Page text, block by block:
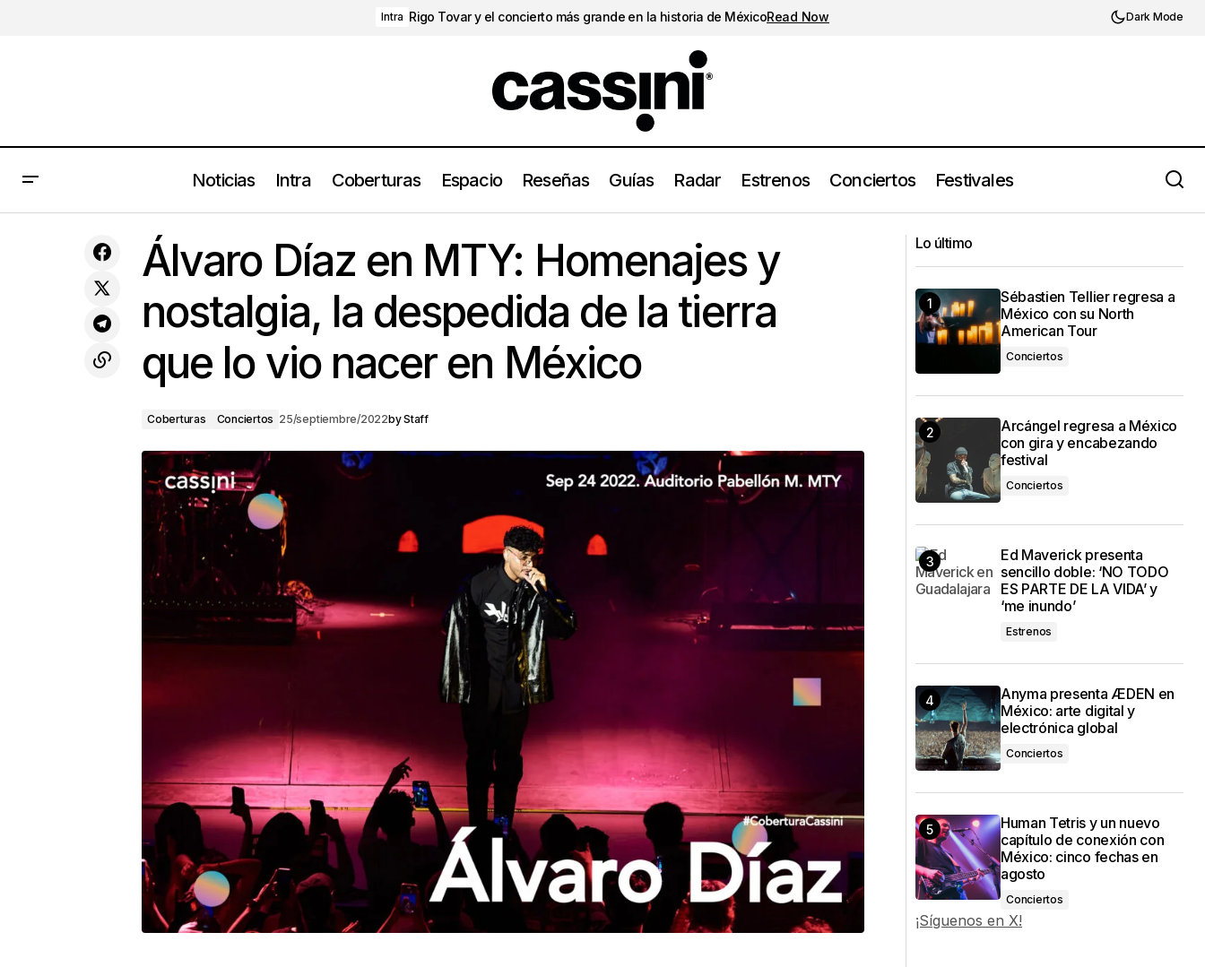
Intra Rigo Tovar y el concierto más grande en la historia de MéxicoRead Now Dark Mode
Noticias Intra Coberturas Espacio Reseñas Guías Radar Estrenos Conciertos Festivales
Las ondas oscuras de TR/ST habitarán
el Foro Indie Rocks! en CDMX
Conciertos
nacer en México
GDL luego de dice años
Álvaro Díaz en MTY: Homenajes y
nostalgia, la despedida de la tierra
que lo vio nacer en México
Coberturas Conciertos 25/septiembre/2022byStaff
Lo último
Sébastien Tellier regresa a
México con su North
American Tour
Conciertos
Arcángel regresa a México
con gira y encabezando
festival
Conciertos
Ed Maverick presenta
sencillo doble: ‘NO TODO
ES PARTE DE LA VIDA’ y
‘me inundo’
Estrenos
Anyma presenta ÆDEN en
México: arte digital y
electrónica global
Conciertos
Human Tetris y un nuevo
capítulo de conexión con
México: cinco fechas en
agosto
Conciertos
¡Síguenos en X!